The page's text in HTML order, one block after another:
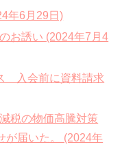
年6月29日)
お誘い (2024年7月4
入会前に資料請求
税の物価高騰対策
が届いた。 (2024年